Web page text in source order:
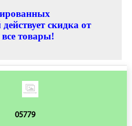
скидка от
товары!
05779